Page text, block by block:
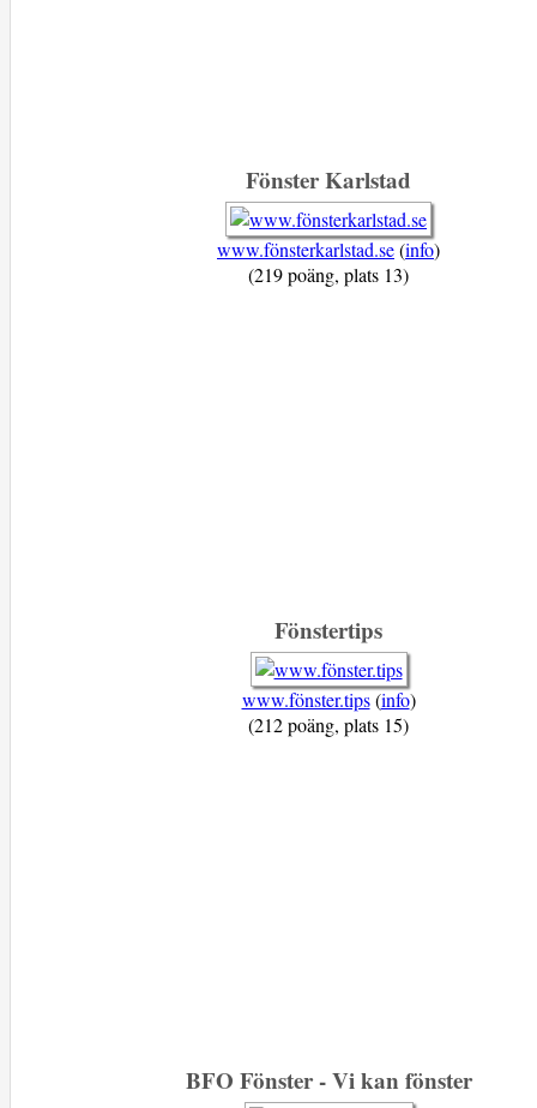
Fönster Karlstad
www.fönsterkarlstad.se(info)
(219 poäng, plats 13)
Fönstertips
www.fönster.tips(info)
(212 poäng, plats 15)
BFO Fönster - Vi kan fönster